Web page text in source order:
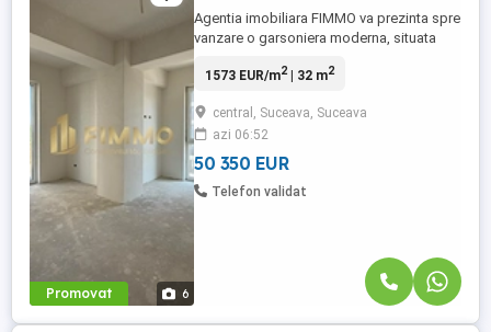
Promovat 6
Agentia imobiliara FIMMO va prezinta spre
vanzare o garsoniera moderna, situata
ideala pentru cei care isi doresc o locuinta
investitie cu potential excelent de
valorificare. Datorita amplasarii intr-o
constructie noua ...
1573 EUR/m2| 32 m2
central, Suceava, Suceava
azi 06:52
50 350 EUR
Telefon validat